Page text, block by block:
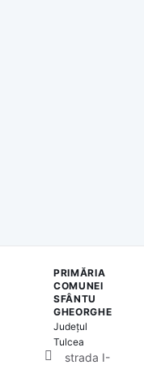
PRIMĂRIA
COMUNEI
SFÂNTU
GHEORGHE
Județul
Tulcea
strada I-